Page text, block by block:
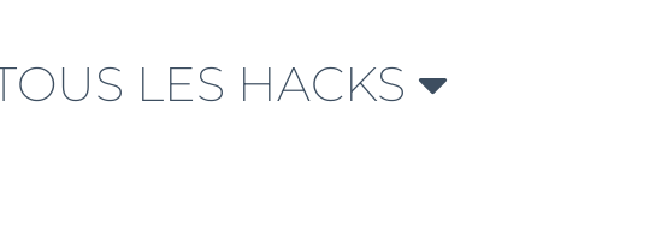
LES HACKS